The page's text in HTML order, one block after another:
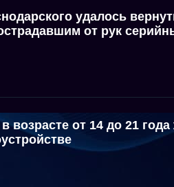
удалось
от рук
возрасте от 14 до 21